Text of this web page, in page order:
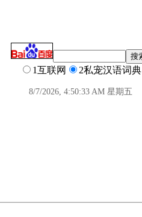
1互联网 2私宠汉语词典
8/7/2026, 4:50:34 AM 星期五